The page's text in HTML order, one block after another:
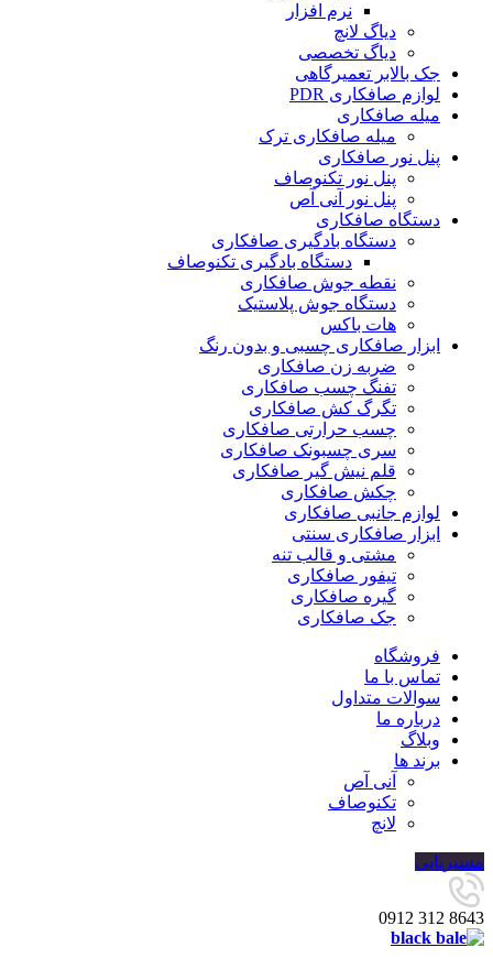
نرم افزار
دیاگ لانچ
دیاگ تخصصی
جک بالابر تعمیرگاهی
لوازم صافکاری PDR
میله صافکاری
میله صافکاری ترک
پنل نور صافکاری
پنل نور تکنوصاف
پنل نور آنی آص
دستگاه صافکاری
دستگاه بادگیری صافکاری
دستگاه بادگیری تکنوصاف
نقطه جوش صافکاری
دستگاه جوش پلاستیک
هات باکس
ابزار صافکاری چسبی و بدون رنگ
ضربه زن صافکاری
تفنگ چسب صافکاری
تگرگ کش صافکاری
چسب حرارتی صافکاری
سری چسبونک صافکاری
قلم نیش گیر صافکاری
چکش صافکاری
لوازم جانبی صافکاری
ابزار صافکاری سنتی
مشتی و قالب تنه
تیفور صافکاری
گیره صافکاری
جک صافکاری
فروشگاه
تماس با ما
سوالات متداول
درباره ما
وبلاگ
برند ها
آنی آص
تکنوصاف
لانچ
مسیریابی
8643 312 0912